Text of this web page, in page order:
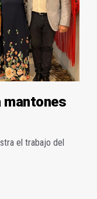
mantones
el trabajo del